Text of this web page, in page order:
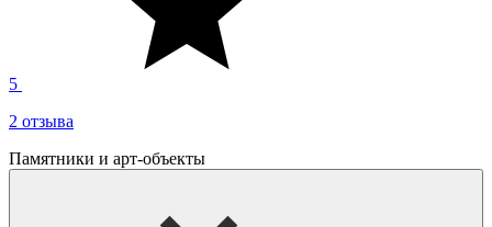
5
2 отзыва
Памятники и арт-объекты